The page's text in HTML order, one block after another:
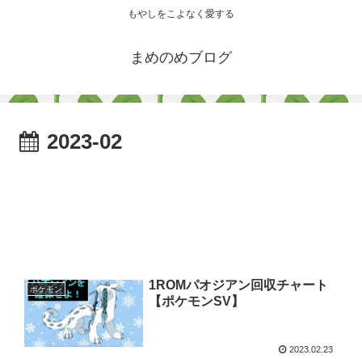
もやしをこよなく愛する
まめのめブログ
2023-02
ポケモン
1ROMパオジアン回収チャート
【ポケモンSV】
2023.02.23